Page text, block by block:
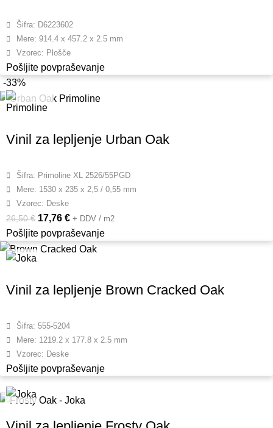
Šifra: D6223602
Mere: 914.4 x 457.2 x 2.5 mm
Vzorec: Plošče
Pošljite povpraševanje
-33%
Vinil za lepljenje Urban Oak
Šifra: Primoline XL 2526/55PGD
Mere: 1530 x 235 x 2,5 / 0,55 mm
Vzorec: Deske
26,50€ 17,76 € + DDV / m2
Pošljite povpraševanje
Vinil za lepljenje Brown Cracked Oak
Šifra: 555-5204
Mere: 1219.2 x 177.8 x 2.5 mm
Vzorec: Deske
Pošljite povpraševanje